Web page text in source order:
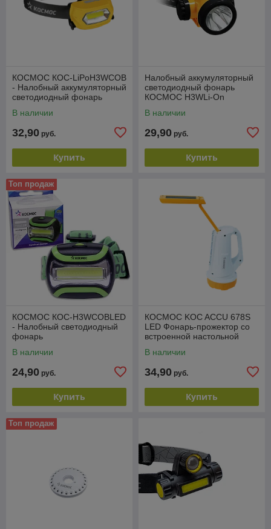
КОСМОС КОС-LiPoH3WCOB
- Налобный аккумуляторный
светодиодный фонарь
В наличии
32,90 руб.
Купить
Налобный аккумуляторный
светодиодный фонарь
КОСМОС H3WLi-On
В наличии
29,90 руб.
Купить
Топ продаж
КОСМОС КОС-H3WCOBLED
- Налобный светодиодный
фонарь
В наличии
24,90 руб.
Купить
КОСМОС KOC ACCU 678S
LED Фонарь-прожектор со
встроенной настольной
батареей
В наличии
34,90 руб.
Купить
Топ продаж